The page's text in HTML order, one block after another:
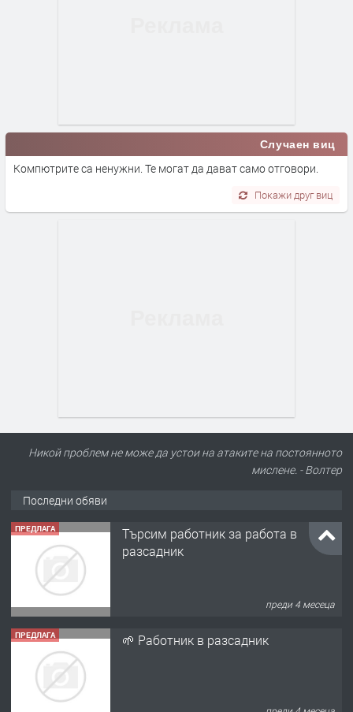
Случаен виц
Компютрите са ненужни. Те могат да дават само отговори.
Покажи друг виц
Никой проблем не може да устои на атаките на постоянното
мислене. - Волтер
Последни обяви
ПРЕДЛАГА
Търсим работник за работа в
разсадник
преди 4 месеца
ПРЕДЛАГА 🌱 Работник в разсадник